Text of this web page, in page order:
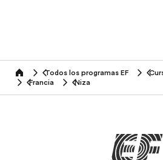
home Todos los programas EF
Francia
Niza